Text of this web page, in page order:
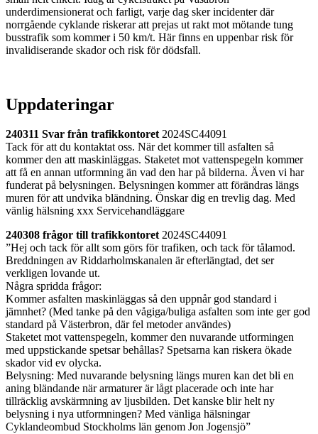
underdimensionerat och farligt, varje dag sker incidenter där
norrgående cyklande riskerar att prejas ut rakt mot mötande tung
busstrafik som kommer i 50 km/t. Här finns en uppenbar risk för
invalidiserande skador och risk för dödsfall.
Uppdateringar
240311 Svar från trafikkontoret2024SC44091
Tack för att du kontaktat oss. När det kommer till asfalten så
kommer den att maskinläggas. Staketet mot vattenspegeln kommer
att få en annan utformning än vad den har på bilderna. Även vi har
funderat på belysningen. Belysningen kommer att förändras längs
muren för att undvika bländning. Önskar dig en trevlig dag. Med
vänlig hälsning xxx Servicehandläggare
240308 frågor till trafikkontoret2024SC44091
”Hej och tack för allt som görs för trafiken, och tack för tålamod.
Breddningen av Riddarholmskanalen är efterlängtad, det ser
verkligen lovande ut.
Några spridda frågor:
Kommer asfalten maskinläggas så den uppnår god standard i
jämnhet? (Med tanke på den vågiga/buliga asfalten som inte ger god
standard på Västerbron, där fel metoder användes)
Staketet mot vattenspegeln, kommer den nuvarande utformingen
med uppstickande spetsar behållas? Spetsarna kan riskera ökade
skador vid ev olycka.
Belysning: Med nuvarande belysning längs muren kan det bli en
aning bländande när armaturer är lågt placerade och inte har
tillräcklig avskärmning av ljusbilden. Det kanske blir helt ny
belysning i nya utformningen? Med vänliga hälsningar
Cyklandeombud Stockholms län genom Jon Jogensjö”